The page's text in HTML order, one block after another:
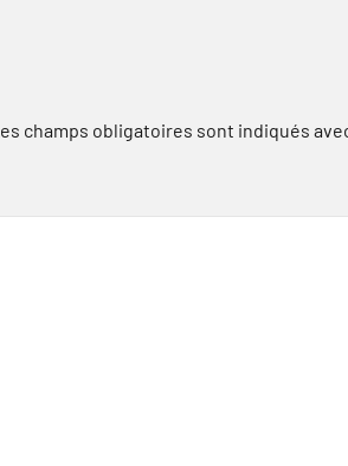
champs obligatoires sont indiqués